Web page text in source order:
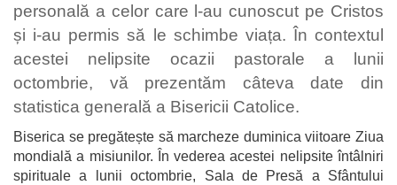
personală a celor care l-au cunoscut pe Cristos
și i-au permis să le schimbe viața. În contextul
acestei nelipsite ocazii pastorale a lunii
octombrie, vă prezentăm câteva date din
statistica generală a Bisericii Catolice.
Biserica se pregătește să marcheze duminica viitoare Ziua
mondială a misiunilor. În vederea acestei nelipsite întâlniri
spirituale a lunii octombrie, Sala de Presă a Sfântului